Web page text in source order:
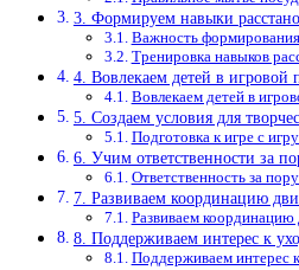
3. Формируем навыки
Важность
Тренировка навыков
4. Вовлекаем детей в игровой
Вовлекаем детей в
5. Создаем условия для
Подготовка к игре с
6. Учим ответственности за
Ответственность за
7. Развиваем координацию
Развиваем
8. Поддерживаем интерес к
Поддерживаем интерес